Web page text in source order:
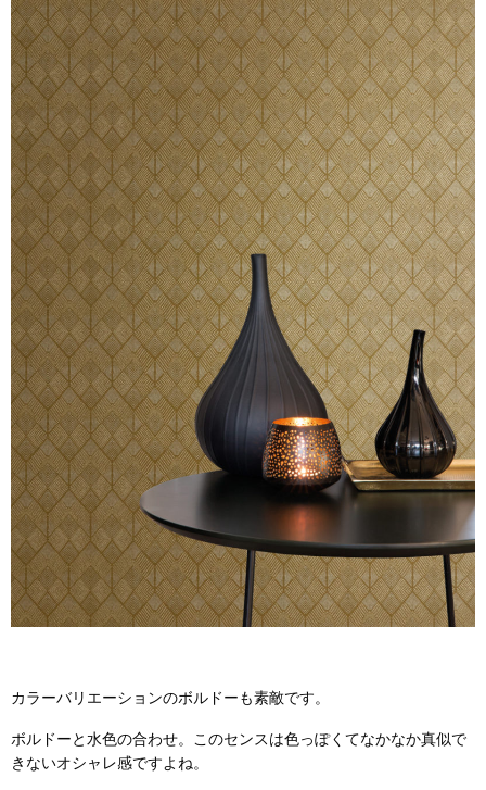
カラーバリエーションのボルドーも素敵です。
ボルドーと水色の合わせ。このセンスは色っぽくてなかなか真似で
きないオシャレ感ですよね。